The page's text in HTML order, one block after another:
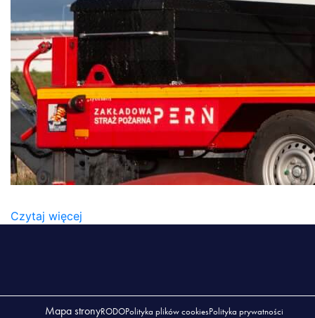
Czytaj więcej
Mapa stronyRODOPolityka plików cookiesPolityka prywatności